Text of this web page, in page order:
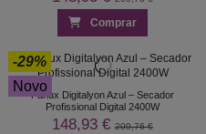
Comprar
-29%
Novo
Parlux Digitalyon Azul – Secador
Profissional Digital 2400W
148,93 € 209,76 €